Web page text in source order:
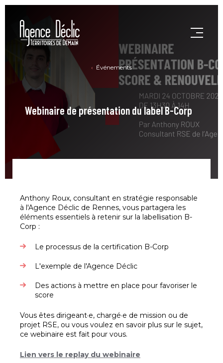
Événements
Webinaire de présentation du label B-Corp
Anthony Roux, consultant en stratégie responsable
à l'Agence Déclic de Rennes, vous partagera les
éléments essentiels à retenir sur la labellisation B-
Corp :
Le processus de la certification B-Corp
L'exemple de l'Agence Déclic
Des actions à mettre en place pour favoriser le
score
Vous êtes dirigeant·e, chargé·e de mission ou de
projet RSE, ou vous voulez en savoir plus sur le sujet,
ce webinaire est fait pour vous.
Lien vers le replay du webinaire